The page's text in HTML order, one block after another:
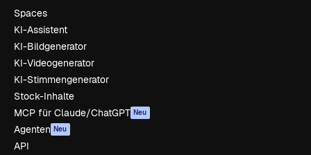
Spaces
KI-Assistent
KI-Bildgenerator
KI-Videogenerator
KI-Stimmengenerator
Stock-Inhalte
MCP für Claude/ChatGPT Neu
Agenten Neu
API